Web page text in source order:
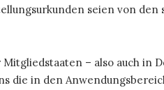
seien von
– also auch in
die in den